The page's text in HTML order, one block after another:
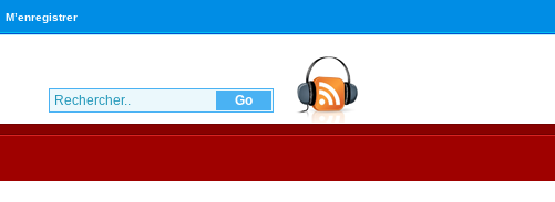
M’enregistrer